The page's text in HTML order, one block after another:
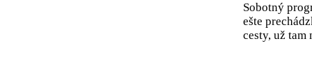
Sobotný
ešte
cesty, už tam